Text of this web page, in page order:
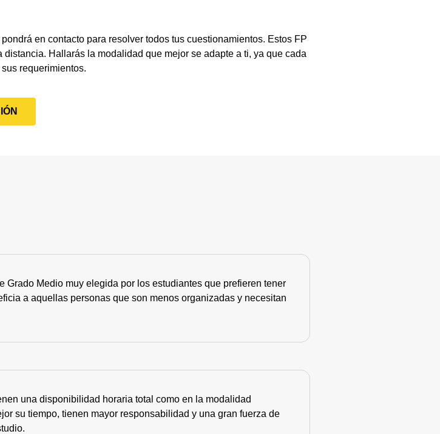
en contacto para resolver todos tus cuestionamientos. Estos FP
Hallarás la modalidad que mejor se adapte a ti, ya que cada
requerimientos.
Grado Medio muy elegida por los estudiantes que prefieren tener
a aquellas personas que son menos organizadas y necesitan
una disponibilidad horaria total como en la modalidad
su tiempo, tienen mayor responsabilidad y una gran fuerza de